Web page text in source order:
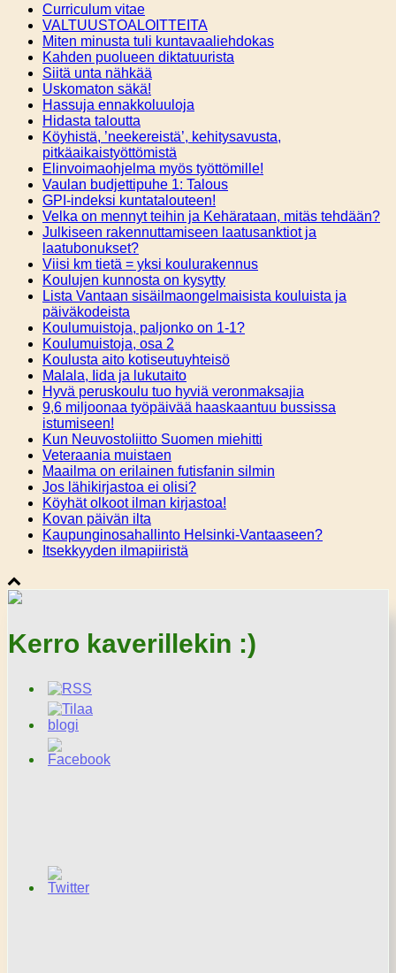
Curriculum vitae
VALTUUSTOALOITTEITA
Miten minusta tuli kuntavaaliehdokas
Kahden puolueen diktatuurista
Siitä unta nähkää
Uskomaton säkä!
Hassuja ennakkoluuloja
Hidasta taloutta
Köyhistä, ’neekereistä’, kehitysavusta,
pitkäaikaistyöttömistä
Elinvoimaohjelma myös työttömille!
Vaulan budjettipuhe 1: Talous
GPI-indeksi kuntatalouteen!
Velka on mennyt teihin ja Kehärataan, mitäs tehdään?
Julkiseen rakennuttamiseen laatusanktiot ja
laatubonukset?
Viisi km tietä = yksi koulurakennus
Koulujen kunnosta on kysytty
Lista Vantaan sisäilmaongelmaisista kouluista ja
päiväkodeista
Koulumuistoja, paljonko on 1-1?
Koulumuistoja, osa 2
Koulusta aito kotiseutuyhteisö
Malala, Iida ja lukutaito
Hyvä peruskoulu tuo hyviä veronmaksajia
9,6 miljoonaa työpäivää haaskaantuu bussissa
istumiseen!
Kun Neuvostoliitto Suomen miehitti
Veteraania muistaen
Maailma on erilainen futisfanin silmin
Jos lähikirjastoa ei olisi?
Köyhät olkoot ilman kirjastoa!
Kovan päivän ilta
Kaupunginosahallinto Helsinki-Vantaaseen?
Itsekkyyden ilmapiiristä
Kerro kaverillekin :)